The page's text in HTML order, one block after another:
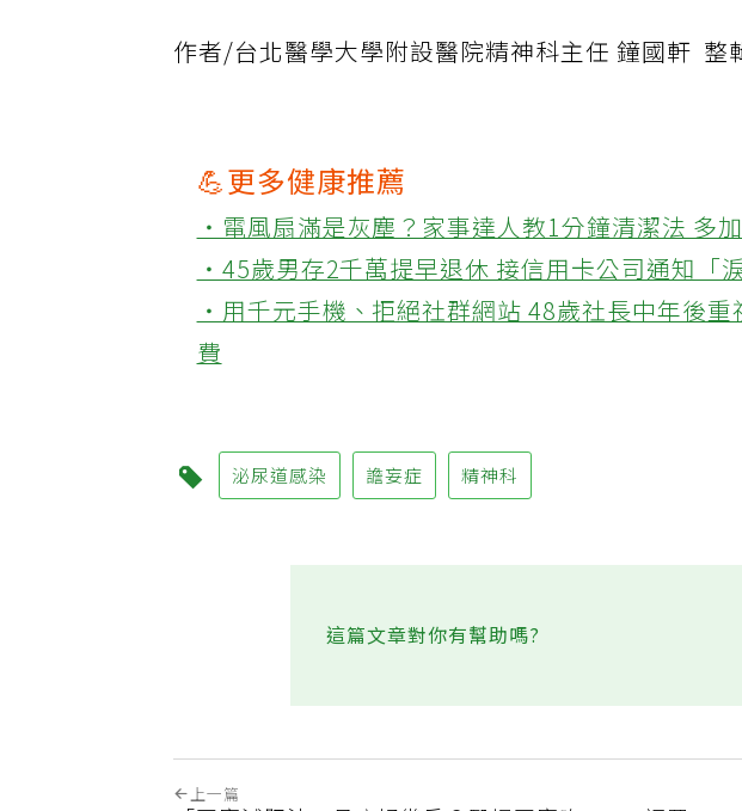
作者/台北醫學大學附設醫院精神科主任 鐘國軒
💪更多健康推薦
‧電風扇滿是灰塵？家事達人教1分鐘清潔法 多
‧45歲男存2千萬提早退休 接信用卡公司通知「
‧用千元手機、拒絕社群網站 48歲社長中年後
費
泌尿道感染 譫妄症 精神科